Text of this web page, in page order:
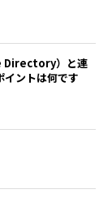
Directory）と連
イントは何です